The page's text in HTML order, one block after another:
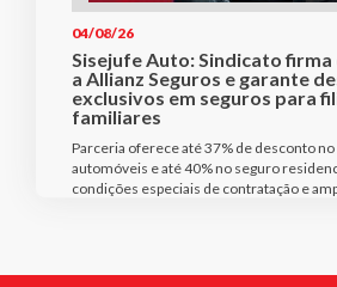
04/08/26
Sisejufe Auto: Sindicato firma
a Allianz Seguros e garante
exclusivos em seguros para
familiares
Parceria oferece até 37% de desconto
automóveis e até 40% no seguro
condições especiais de contratação e